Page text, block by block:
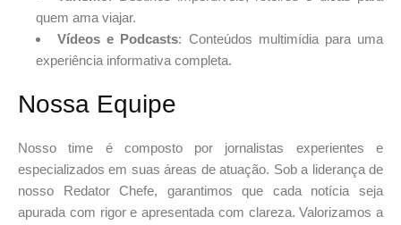
quem ama viajar.
Vídeos e Podcasts: Conteúdos multimídia para uma
experiência informativa completa.
Nossa Equipe
Nosso time é composto por jornalistas experientes e
especializados em suas áreas de atuação. Sob a liderança de
nosso Redator Chefe, garantimos que cada notícia seja
apurada com rigor e apresentada com clareza. Valorizamos a